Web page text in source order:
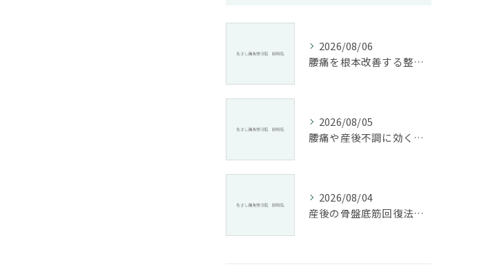
2026/08/06
腰痛を根本改善する整骨院の施術とアドバイスの重要性
2026/08/05
腰痛や産後不調に効く整骨院の施術と姿勢改善法
2026/08/04
産後の骨盤底筋回復法と整骨院活用